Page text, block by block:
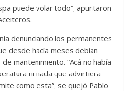
puede volar todo”, apuntaron
denunciando los permanentes
desde hacía meses debían
mantenimiento. “Acá no había
ni nada que advirtiera
como esta”, se quejó Pablo